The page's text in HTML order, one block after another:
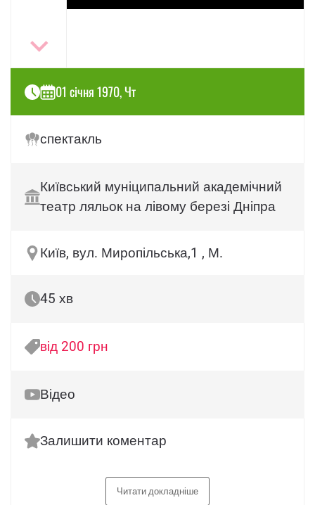
01 січня 1970, Чт
спектакль
Київський муніципальний академічний
театр ляльок на лівому березі Дніпра
Київ, вул. Миропільська,1 , М.
45 хв
від 200 грн
Відео
Залишити коментар
Читати докладніше